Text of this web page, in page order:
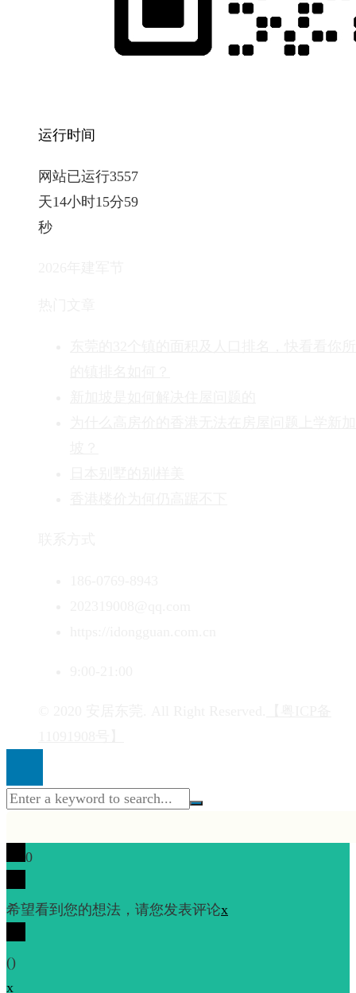
运行时间
网站已运行3557
天14小时16分0
秒
0
希望看到您的想法，请您发表评论x
()
x